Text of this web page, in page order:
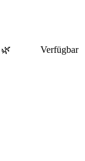
🌿 Verfügbar